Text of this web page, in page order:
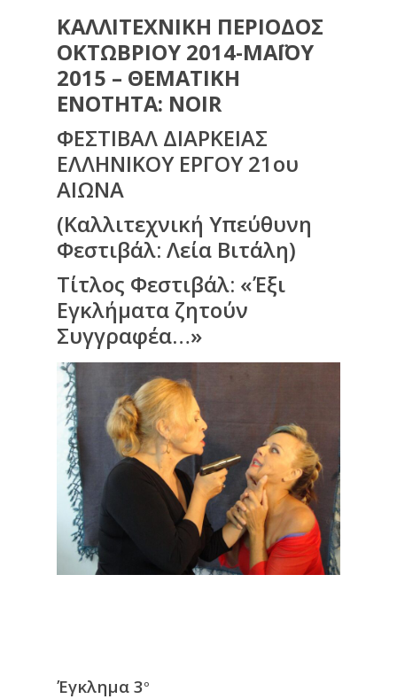
ΚΑΛΛΙΤΕΧΝΙΚΗ ΠΕΡΙΟΔΟΣ
ΟΚΤΩΒΡΙΟΥ 2014-ΜΑΪΟΥ
2015 – ΘΕΜΑΤΙΚΗ
ΕΝΟΤΗΤΑ: NOIR
ΦΕΣΤΙΒΑΛ ΔΙΑΡΚΕΙΑΣ
ΕΛΛΗΝΙΚΟΥ ΕΡΓΟΥ 21ου
ΑΙΩΝΑ
(Καλλιτεχνική Υπεύθυνη
Φεστιβάλ: Λεία Βιτάλη)
Τίτλος Φεστιβάλ: «Έξι
Εγκλήματα ζητούν
Συγγραφέα…»
Έγκλημα 3ο